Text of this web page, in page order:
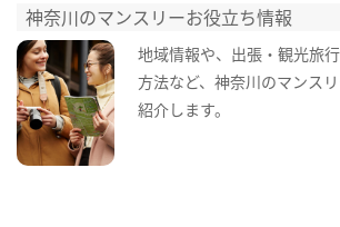
神奈川のマンスリーお役立ち情報
地域情報や、出張・観光旅
方法など、神奈川のマンス
紹介します。